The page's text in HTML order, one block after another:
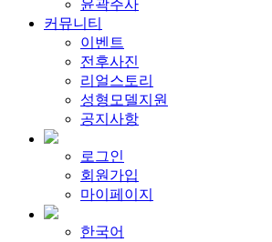
윤곽주사
커뮤니티
이벤트
전후사진
리얼스토리
성형모델지원
공지사항
로그인
회원가입
마이페이지
한국어